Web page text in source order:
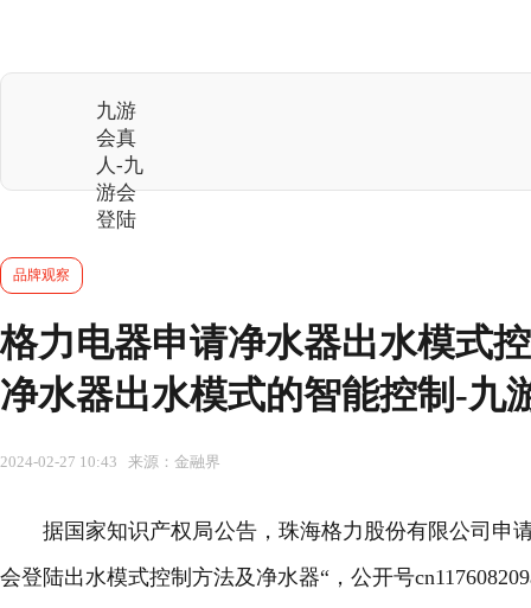
九游
会真
人-九
游会
登陆
品牌观察
格力电器申请净水器出水模式
净水器出水模式的智能控制-九
2024-02-27 10:43 来源：金融界
据国家知识产权局公告，珠海格力股份有限公司申
会登陆出水模式控制方法及净水器“，公开号